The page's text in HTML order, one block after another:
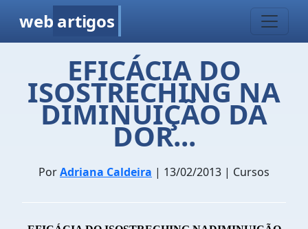
web artigos
EFICÁCIA DO
ISOSTRECHING NA
DIMINUIÇÃO DA
DOR...
PorAdriana Caldeira | 13/02/2013 | Cursos